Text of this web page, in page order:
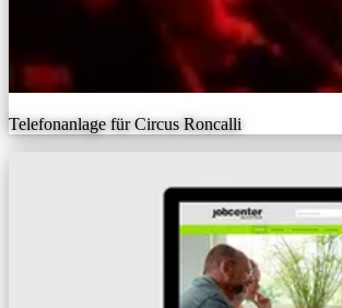
Telefonanlage für Circus Roncalli